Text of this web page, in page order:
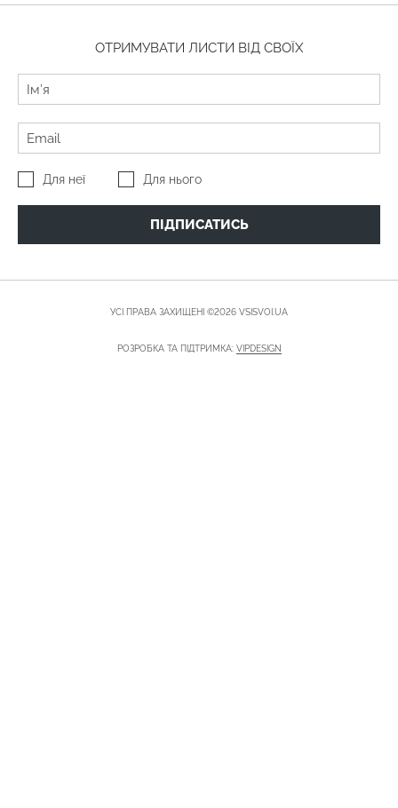
ОТРИМУВАТИ ЛИСТИ ВІД СВОЇХ
Для неї Для нього
ПІДПИСАТИСЬ
УСІ ПРАВА ЗАХИЩЕНІ ©2026 VSISVOI.UA
РОЗРОБКА ТА ПІДТРИМКА: VIPDESIGN